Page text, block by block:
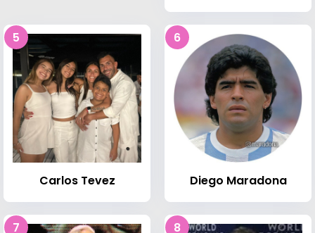
5
Carlos Tevez
6
Diego Maradona
7 8